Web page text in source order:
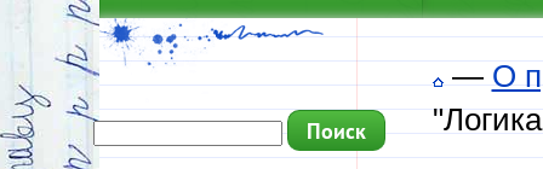
—О